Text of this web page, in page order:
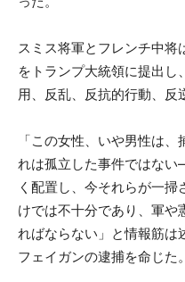
スミス将軍とフレンチ中将
をトランプ大統領に提出
用、反乱、反抗的行動、反
「この女性、いや男性は
れは孤立した事件ではな
く配置し、今それらが一
けでは不十分であり、軍や
ればならない」と情報筋は
フェイガンの逮捕を命じた